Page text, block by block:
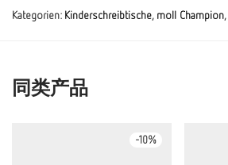
Kategorien: Kinderschreibtische, moll Champion,
同类产品
-10%